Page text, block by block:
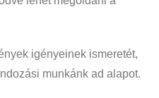
igényeinek ismeretét,
munkánk ad alapot.